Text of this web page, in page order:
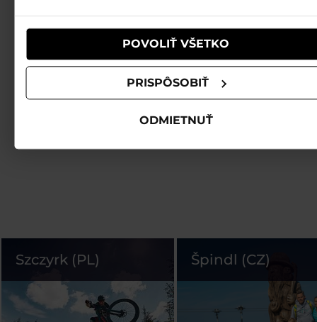
POVOLIŤ VŠETKO
PRISPÔSOBIŤ
ODMIETNUŤ
Szczyrk (PL) Špindl (CZ)